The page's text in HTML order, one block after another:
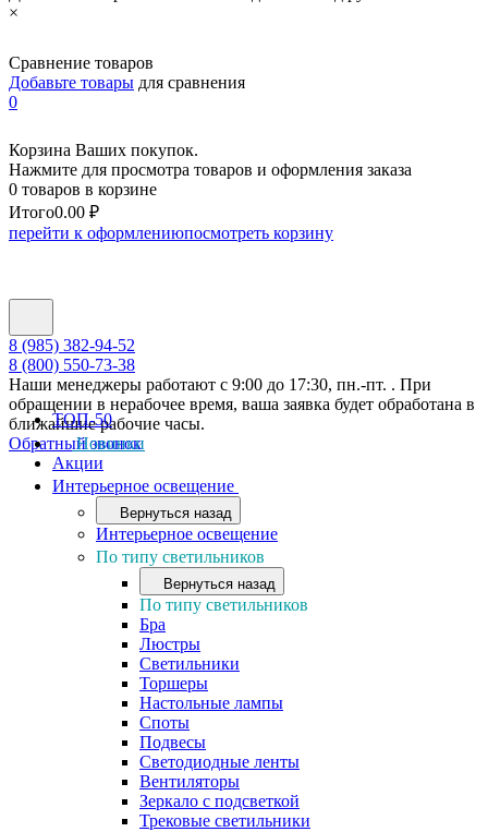
×
Сравнение товаров
Добавьте товары для сравнения
0
Корзина Ваших покупок.
Нажмите для просмотра товаров и оформления заказа
0 товаров в корзине
Итого0.00 ₽
перейти к оформлениюпосмотреть корзину
8 (985) 382-94-52
8 (800) 550-73-38
Наши менеджеры работают с 9:00 до 17:30, пн.-пт. . При
обращении в нерабочее время, ваша заявка будет обработана в
ближайшие рабочие часы.
Обратный звонок
ТОП-50
Новинки
Акции
Интерьерное освещение
Вернуться назад
Интерьерное освещение
По типу светильников
Вернуться назад
По типу светильников
Бра
Люстры
Светильники
Торшеры
Настольные лампы
Споты
Подвесы
Светодиодные ленты
Вентиляторы
Зеркало с подсветкой
Трековые светильники